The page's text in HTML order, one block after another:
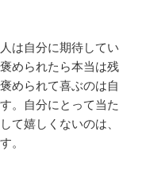
は自分に期待してい
められたら本当は残
められて喜ぶのは自
。自分にとって当た
て嬉しくないのは、
。